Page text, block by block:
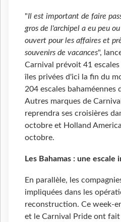
"Il est important de faire
gros de l'archipel a eu peu
ouvert pour les affaires et
souvenirs de vacances",
Carnival prévoit 41 escales
îles privées d'ici la fin du
204 escales bahaméennes
Autres marques de
reprendra ses croisières
octobre et Holland
octobre.
Les Bahamas : une escale
En parallèle, les
impliquées dans les
reconstruction. Ce week-
et le Carnival Pride ont